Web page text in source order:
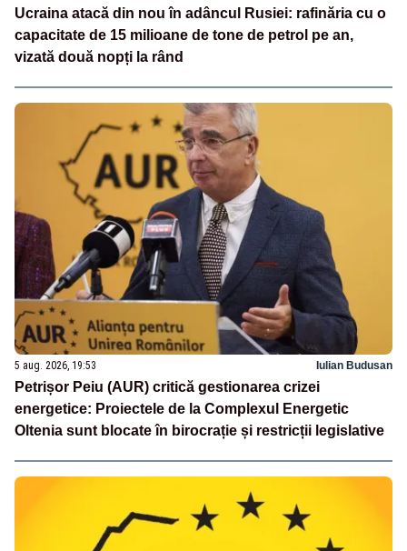
Ucraina atacă din nou în adâncul Rusiei: rafinăria cu o
capacitate de 15 milioane de tone de petrol pe an,
vizată două nopți la rând
5 aug. 2026, 19:53 Iulian Budusan
Petrișor Peiu (AUR) critică gestionarea crizei
energetice: Proiectele de la Complexul Energetic
Oltenia sunt blocate în birocrație și restricții legislative